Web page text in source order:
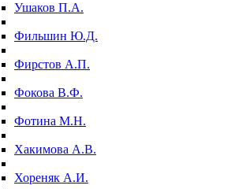
Ушаков П.А.
Фильшин Ю.Д.
Фирстов А.П.
Фокова В.Ф.
Фотина М.Н.
Хакимова А.В.
Хореняк А.И.